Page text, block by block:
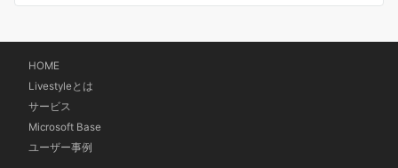
HOME
Livestyleとは
サービス
Microsoft Base
ユーザー事例